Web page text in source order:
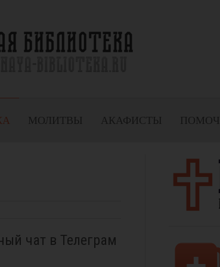
МОЛИТВЫ АКАФИСТЫ
чат в Телеграм